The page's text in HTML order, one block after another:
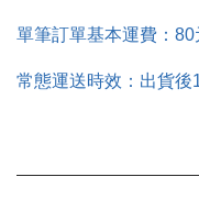
單筆訂單基本運費：80
常態運送時效 ：出貨後